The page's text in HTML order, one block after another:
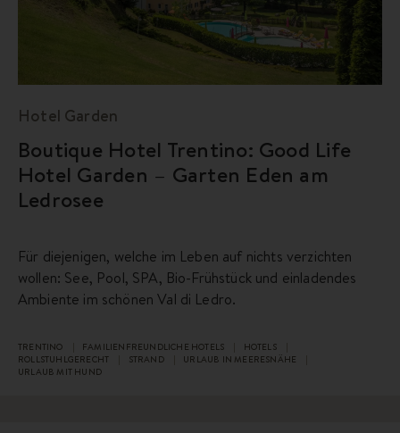
Hotel Garden
Boutique Hotel Trentino: Good Life
Hotel Garden – Garten Eden am
Ledrosee
Für diejenigen, welche im Leben auf nichts verzichten
wollen: See, Pool, SPA, Bio-Frühstück und einladendes
Ambiente im schönen Val di Ledro.
TRENTINO FAMILIENFREUNDLICHE HOTELS
HOTELS
ROLLSTUHLGERECHT
STRAND
URLAUB IN MEERESNÄHE
URLAUB MIT HUND